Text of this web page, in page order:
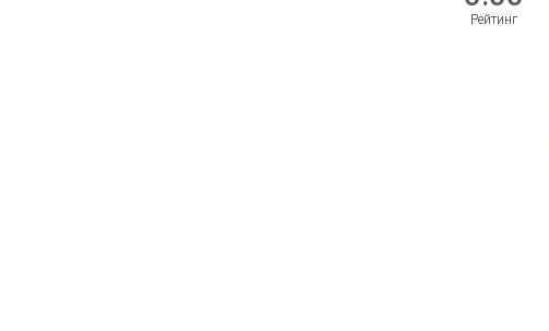
Рейтинг